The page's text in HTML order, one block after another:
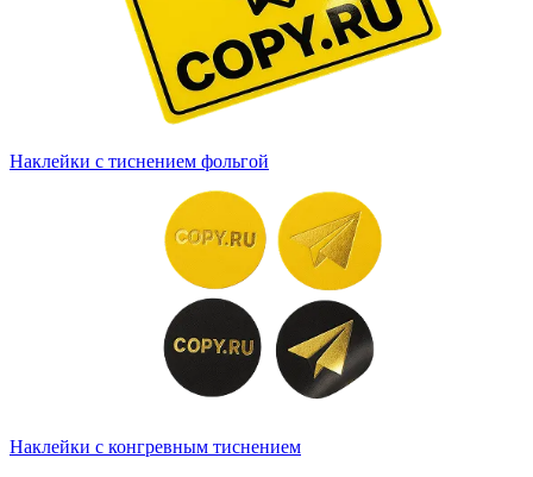
Наклейки с тиснением фольгой
Наклейки с конгревным тиснением